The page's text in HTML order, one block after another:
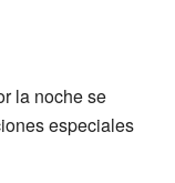
la noche se
especiales